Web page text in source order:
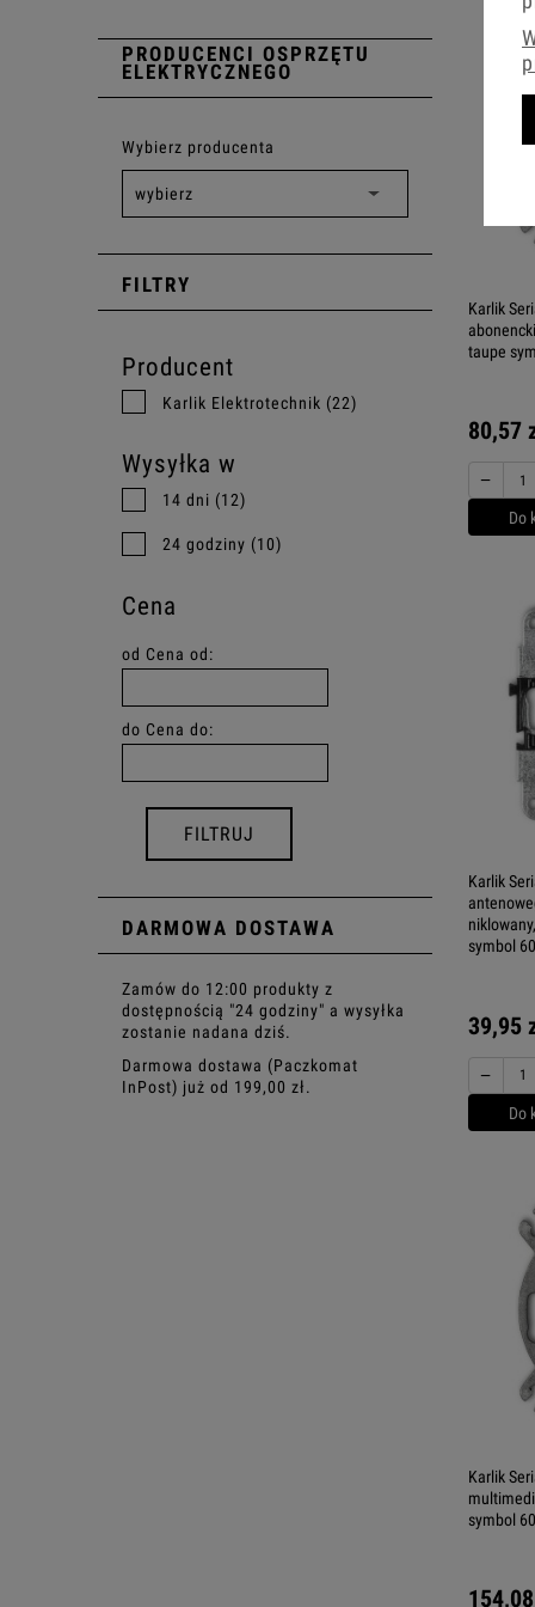
PRODUCENCI OSPRZĘTU
ELEKTRYCZNEGO
Wybierz producenta
FILTRY
Producent
Karlik Elektrotechnik (22)
Wysyłka w
14 dni (12)
24 godziny (10)
Cena
od Cena od:
do Cena do:
FILTRUJ
DARMOWA DOSTAWA
Zamów do 12:00 produkty z
dostępnością "24 godziny" a wysyłka
zostanie nadana dziś.
Darmowa dostawa (Paczkomat
InPost) już od 199,00 zł.
Karlik
taupe
80,57
−
Do
Karlik
symbol
39,95
−
Do
Karlik
symbol